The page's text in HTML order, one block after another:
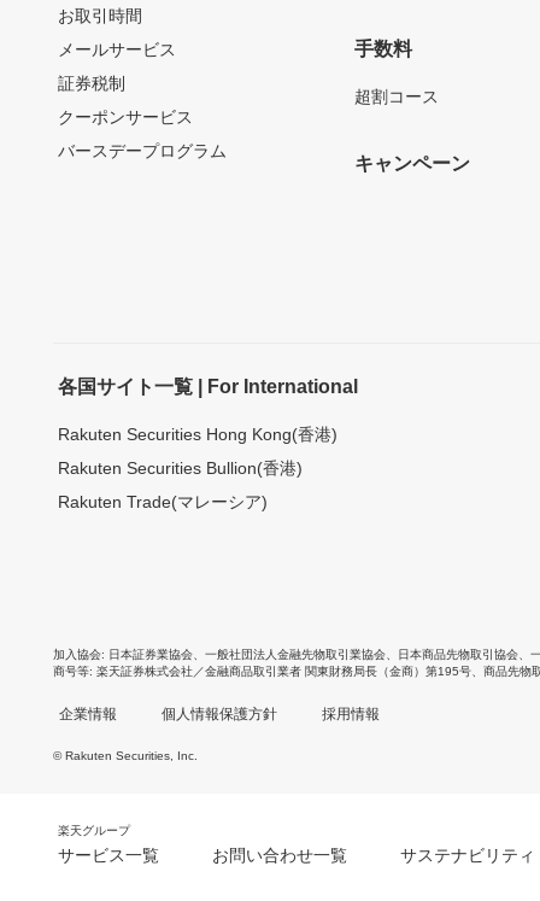
お取引時間
メールサービス
証券税制
クーポンサービス
バースデープログラム
手数料
超割コース
キャンペーン
各国サイト一覧 | For International
Rakuten Securities Hong Kong(香港)
Rakuten Securities Bullion(香港)
Rakuten Trade(マレーシア)
加入協会 日本証券業協会 一般社団法人金融先物取引業協会 日本商品先物取引協会
商号等 楽天証券株式会社／金融商品取引業者 関東財務局長（金商）第195号、商品先物
企業情報 個人情報保護方針 採用情報
© Rakuten Securities, Inc.
楽天グループ
サービス一覧 お問い合わせ一覧 サステナビリティ